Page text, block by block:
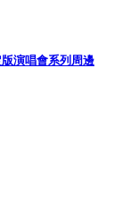
演唱會系列周邊